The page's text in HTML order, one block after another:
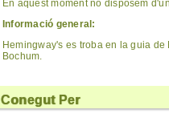
En aquest moment no disposem
Informació general:
Hemingway's es troba en la guia
Bochum.
Conegut Per